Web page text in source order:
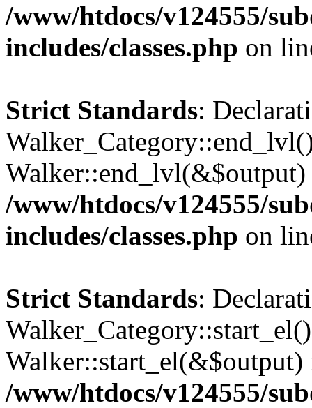
/www/htdocs/v124555/
includes/classes.php on
Strict Standards:
/www/htdocs/v124555/
includes/classes.php on
Strict Standards:
Walker::start_el(&$output)
/www/htdocs/v124555/